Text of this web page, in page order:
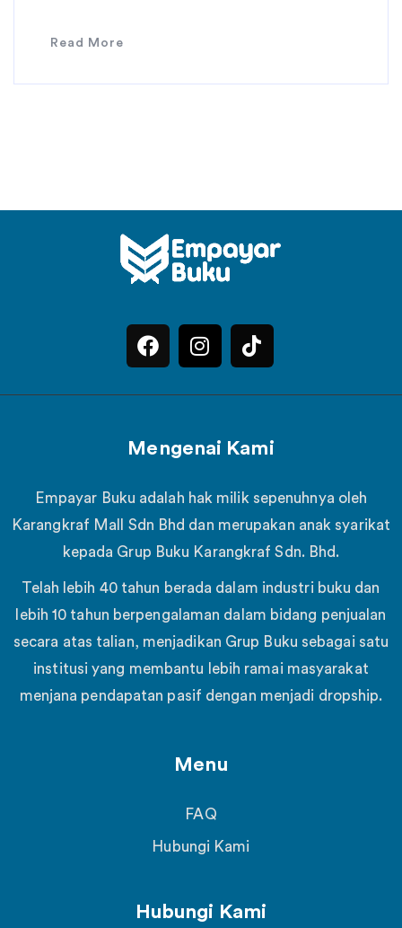
Read More
Mengenai Kami
Empayar Buku adalah hak milik sepenuhnya oleh
Karangkraf Mall Sdn Bhd dan merupakan anak syarikat
kepada Grup Buku Karangkraf Sdn. Bhd.
Telah lebih 40 tahun berada dalam industri buku dan
lebih 10 tahun berpengalaman dalam bidang penjualan
secara atas talian, menjadikan Grup Buku sebagai satu
institusi yang membantu lebih ramai masyarakat
menjana pendapatan pasif dengan menjadi dropship.
Menu
FAQ
Hubungi Kami
Hubungi Kami